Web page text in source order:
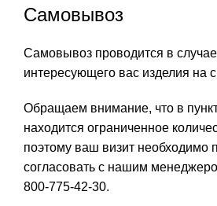
Самовывоз
Самовывоз проводится в
интересующего вас изделия на
Обращаем внимание, что в
находится ограниченное
поэтому ваш визит необходимо
согласовать с нашим
800-775-42-30.